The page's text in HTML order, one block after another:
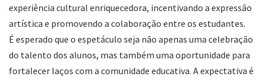
experiência cultural enriquecedora, incentivando a expressão
artística e promovendo a colaboração entre os estudantes.
É esperado que o espetáculo seja não apenas uma celebração
do talento dos alunos, mas também uma oportunidade para
fortalecer laços com a comunidade educativa. A expectativa é